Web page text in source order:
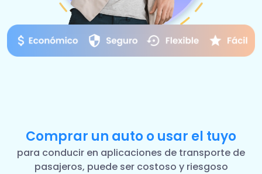
Comprar un auto o usar el tuyo
para conducir en aplicaciones de transporte de
pasajeros, puede ser costoso y riesgoso